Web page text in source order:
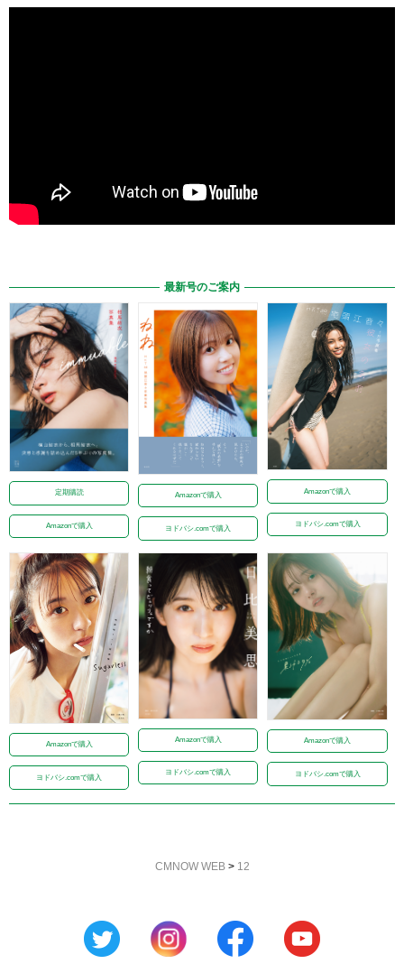
最新号のご案内
定期購読
Amazonで購入
Amazonで購入
ヨドバシ.comで購入
Amazonで購入
ヨドバシ.comで購入
Amazonで購入
ヨドバシ.comで購入
Amazonで購入
ヨドバシ.comで購入
Amazonで購入
ヨドバシ.comで購入
CMNOW WEB> 12